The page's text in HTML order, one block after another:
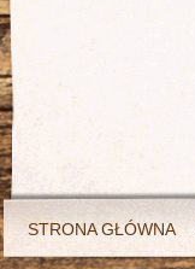
STRONA GŁÓWNA